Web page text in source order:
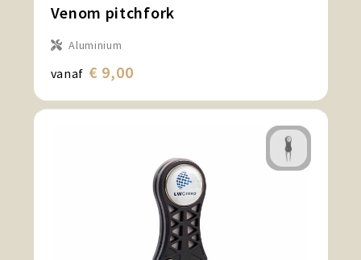
Venom pitchfork
Aluminium
vanaf € 9,00